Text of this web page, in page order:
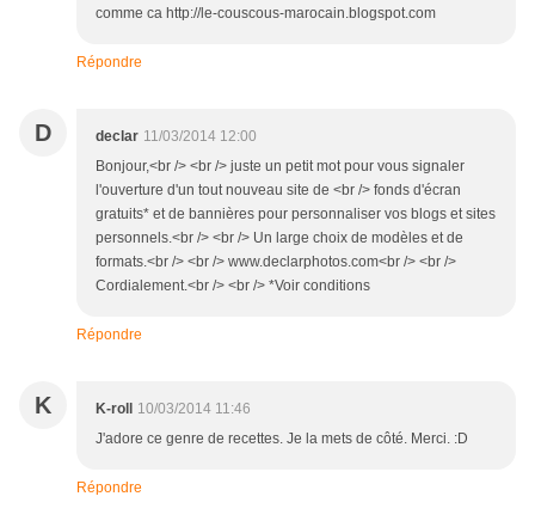
comme ca http://le-couscous-marocain.blogspot.com
Répondre
D declar 11/03/2014 12:00
Bonjour,<br /> <br /> juste un petit mot pour vous signaler
l'ouverture d'un tout nouveau site de <br /> fonds d'écran
gratuits* et de bannières pour personnaliser vos blogs et sites
personnels.<br /> <br /> Un large choix de modèles et de
formats.<br /> <br /> www.declarphotos.com<br /> <br />
Cordialement.<br /> <br /> *Voir conditions
Répondre
K K-roll
10/03/2014 11:46
J'adore ce genre de recettes. Je la mets de côté. Merci. :D
Répondre